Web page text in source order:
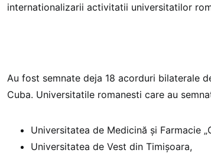
internationalizarii activitatii universitatilor
Au fost semnate deja 18 acorduri bilaterale
Cuba. Universitatile romanesti care au
Universitatea de Medicină și Farmacie
Universitatea de Vest din Timișoara,